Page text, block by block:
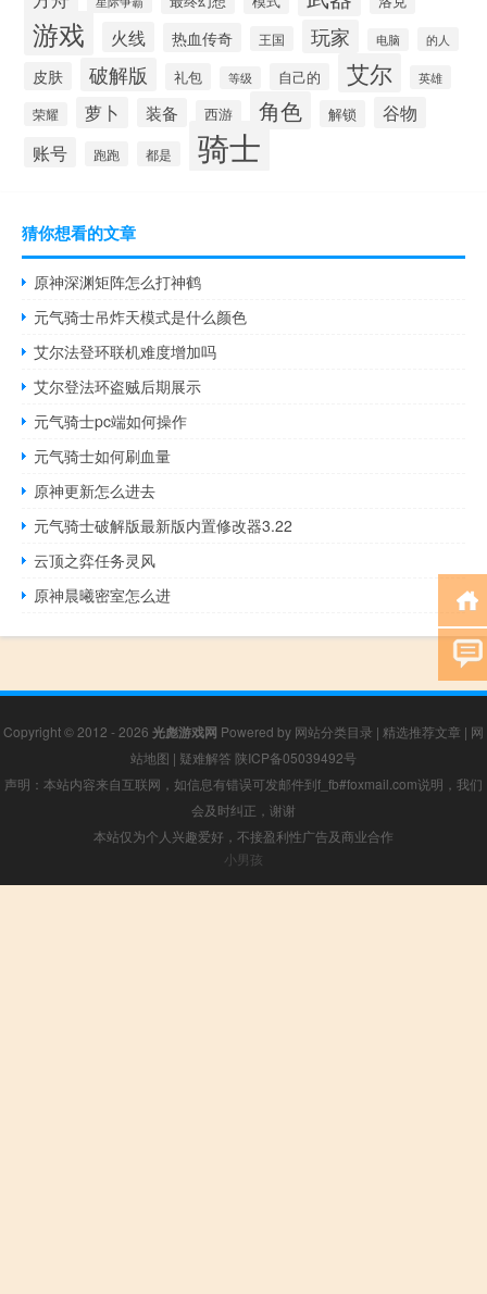
游戏 火线 热血传奇 王国 玩家 电脑 的人
皮肤 破解版 礼包 等级 自己的 艾尔 英雄
荣耀 萝卜 装备 西游 角色 解锁 谷物
账号 跑跑 都是 骑士
猜你想看的文章
原神深渊矩阵怎么打神鹤
元气骑士吊炸天模式是什么颜色
艾尔法登环联机难度增加吗
艾尔登法环盗贼后期展示
元气骑士pc端如何操作
元气骑士如何刷血量
原神更新怎么进去
元气骑士破解版最新版内置修改器3.22
云顶之弈任务灵风
原神晨曦密室怎么进
Copyright © 2012 - 2026 光彪游戏网 Powered by 网站分类目录 | 精选推荐文章 | 网
站地图 | 疑难解答 陕ICP备05039492号
声明：本站内容来自互联网，如信息有错误可发邮件到f_fb#foxmail.com说明，我们
会及时纠正，谢谢
本站仅为个人兴趣爱好，不接盈利性广告及商业合作
小男孩